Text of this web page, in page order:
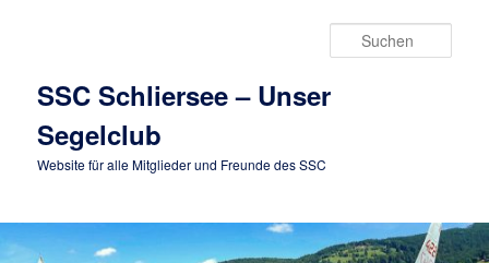
SSC Schliersee – Unser
Segelclub
Website für alle Mitglieder und Freunde des SSC